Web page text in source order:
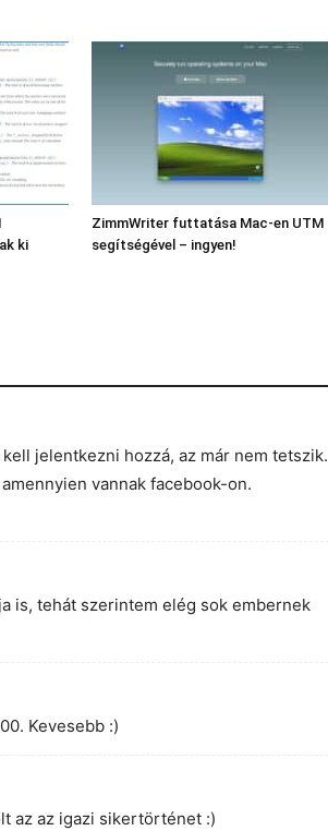
ki
ZimmWriter futtatása Mac-en UTM
segítségével – ingyen!
jelentkezni hozzá, az már nem tetszik.
vannak facebook-on.
is, tehát szerintem elég sok embernek
Kevesebb :)
az az igazi sikertörténet :)